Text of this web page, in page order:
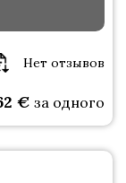
Нет отзывов
€ за одного